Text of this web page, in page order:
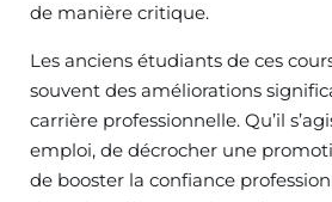
de manière critique.
Les anciens étudiants de ces
souvent des améliorations
carrière professionnelle. Qu’il
emploi, de décrocher une
de booster la confiance